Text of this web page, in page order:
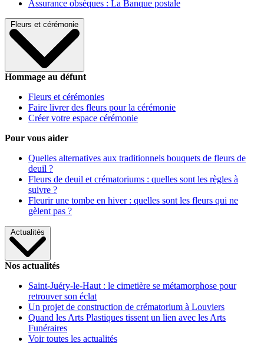
Assurance obsèques : La Banque postale
Fleurs et cérémonie
Hommage au défunt
Fleurs et cérémonies
Faire livrer des fleurs pour la cérémonie
Créer votre espace cérémonie
Pour vous aider
Quelles alternatives aux traditionnels bouquets de fleurs de
deuil ?
Fleurs de deuil et crématoriums : quelles sont les règles à
suivre ?
Fleurir une tombe en hiver : quelles sont les fleurs qui ne
gèlent pas ?
Actualités
Nos actualités
Saint-Juéry-le-Haut : le cimetière se métamorphose pour
retrouver son éclat
Un projet de construction de crématorium à Louviers
Quand les Arts Plastiques tissent un lien avec les Arts
Funéraires
Voir toutes les actualités